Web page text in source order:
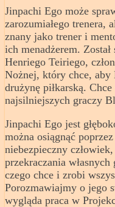
Jinpachi Ego może
zarozumiałego trenera,
znany jako trener i
ich menadżerem.
Henriego Teiriego,
Nożnej, który chce, aby
drużynę piłkarską.
najsilniejszych graczy
Jinpachi Ego jest
można osiągnąć
niebezpieczny
przekraczania
czego chce i zrobi
Porozmawiajmy o jego
wygląda praca w